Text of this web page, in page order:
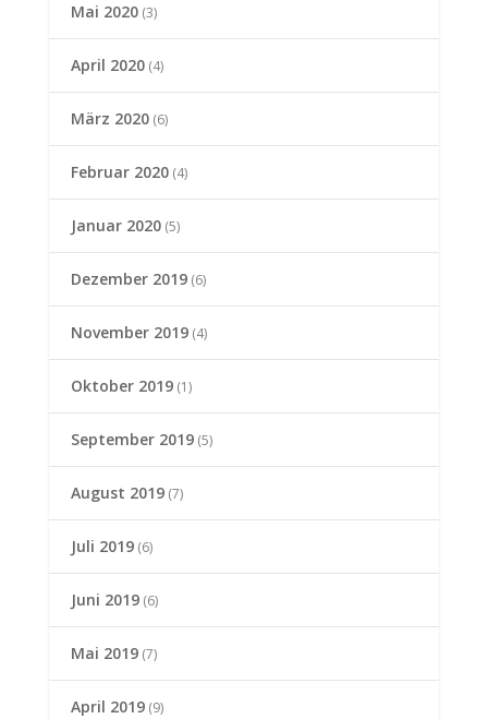
Mai 2020(3)
April 2020(4)
März 2020(6)
Februar 2020(4)
Januar 2020(5)
Dezember 2019(6)
November 2019(4)
Oktober 2019(1)
September 2019(5)
August 2019(7)
Juli 2019(6)
Juni 2019(6)
Mai 2019(7)
April 2019(9)